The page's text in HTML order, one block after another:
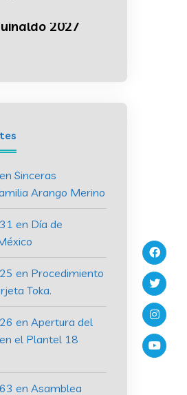
2027
en Sinceras
Arango Merino
en Día de
en Procedimiento
Toka.
en Apertura del
el Plantel 18
en Asamblea